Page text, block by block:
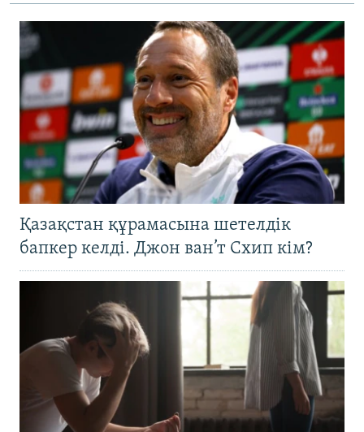
Қазақстан құрамасына шетелдік
бапкер келді. Джон ван’т Схип кім?